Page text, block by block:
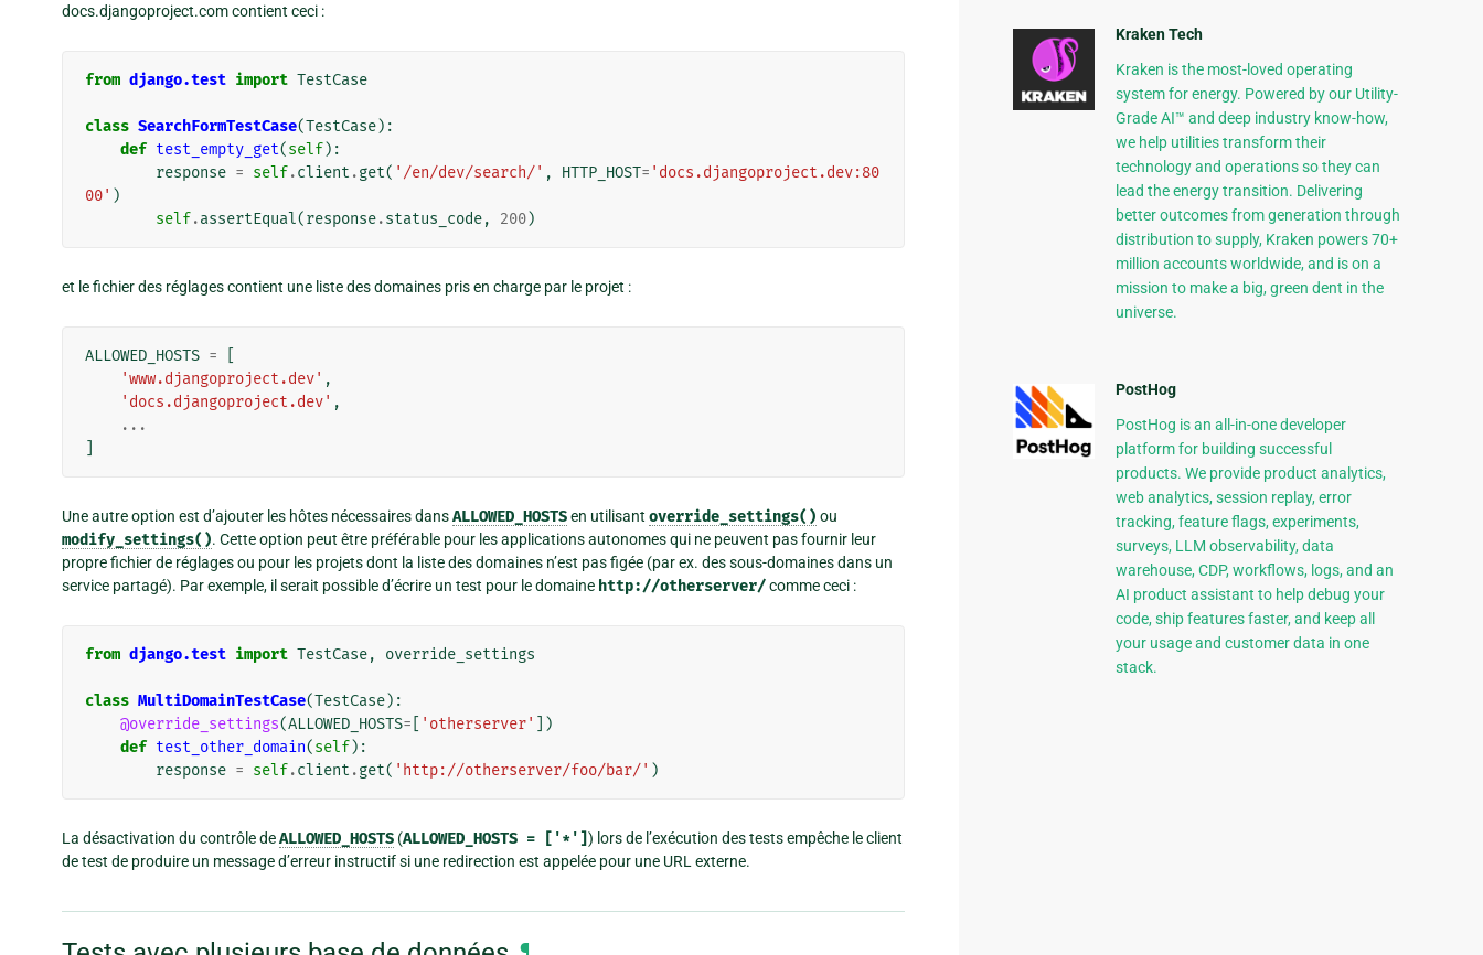
docs.djangoproject.com contient ceci :
from django.test import TestCase
class SearchFormTestCase(TestCase):
def test_empty_get(self):
response = self.client .get( '/en/dev/search/' , HTTP_HOST= 'docs.djangoproject.dev:80
00' )
self.assertEqual(response.status_code, 200)
et le fichier des réglages contient une liste des domaines pris en charge par le projet :
ALLOWED_HOSTS =
'www.djangoproject.dev' ,
'docs.djangoproject.dev' ,
...
Une autre option est d’ajouter les hôtes nécessaires dansALLOWED_HOSTSen utilisant override_settings() ou
modify_settings(). Cette option peut être préférable pour les applications autonomes qui ne peuvent pas fournir leur
propre fichier de réglages ou pour les projets dont la liste des domaines n’est pas figée (par ex. des sous-domaines dans un
service partagé). Par exemple, il serait possible d’écrire un test pour le domaine http://otherserver/comme ceci :
from django.test import TestCase, override_settings
class MultiDomainTestCase(TestCase):
@override_settings(ALLOWED_HOSTS= 'otherserver'
])
def test_other_domain(self):
response = self.client .get( 'http://otherserver/foo/bar/' )
La désactivation du contrôle deALLOWED_HOSTS (ALLOWED_HOSTS = ['*']) lors de l’exécution des tests empêche le client
de test de produire un message d’erreur instructif si une redirection est appelée pour une URL externe.
Kraken Tech
Kraken is the most-loved operating
system for energy. Powered by our Utility-
Grade AI™ and deep industry know-how,
we help utilities transform their
technology and operations so they can
lead the energy transition. Delivering
better outcomes from generation through
distribution to supply, Kraken powers 70+
million accounts worldwide, and is on a
mission to make a big, green dent in the
universe.
PostHog
PostHog is an all-in-one developer
platform for building successful
products. We provide product analytics,
web analytics, session replay, error
tracking, feature flags, experiments,
surveys, LLM observability, data
warehouse, CDP, workflows, logs, and an
AI product assistant to help debug your
code, ship features faster, and keep all
your usage and customer data in one
stack.